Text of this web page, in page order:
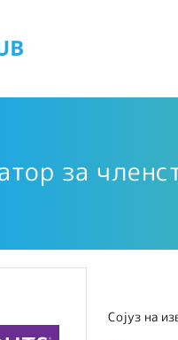
за
Сојуз на